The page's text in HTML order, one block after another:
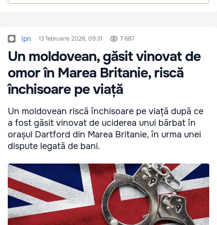
Ipn 13 februarie 2026, 09:31 7 687
Un moldovean, găsit vinovat de
omor în Marea Britanie, riscă
închisoare pe viață
Un moldovean riscă închisoare pe viață după ce
a fost găsit vinovat de uciderea unui bărbat în
orașul Dartford din Marea Britanie, în urma unei
dispute legată de bani.